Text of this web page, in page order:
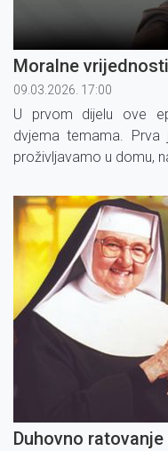
Moralne vrijednosti
09.03.2026. 17:00
U prvom dijelu ove
dvjema temama. Prva
proživljavamo u domu,
u vašem okruženju.
Duhovno